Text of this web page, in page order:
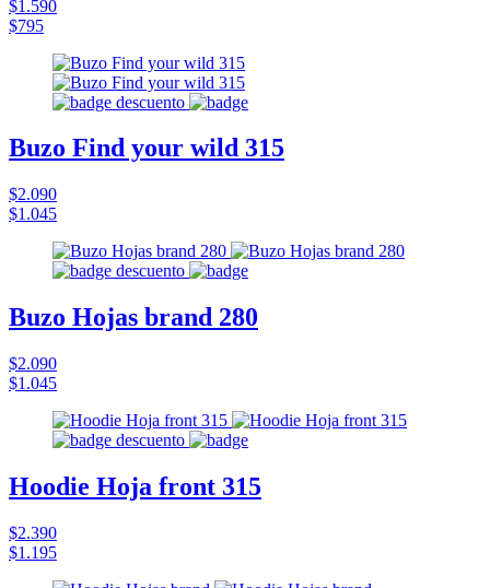
$1.590
$795
Buzo Find your wild 315
$2.090
$1.045
Buzo Hojas brand 280
$2.090
$1.045
Hoodie Hoja front 315
$2.390
$1.195